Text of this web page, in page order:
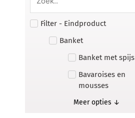
Filter - Eindproduct
Banket
Banket met spijs
Bavaroises en
mousses
Meer opties ↓